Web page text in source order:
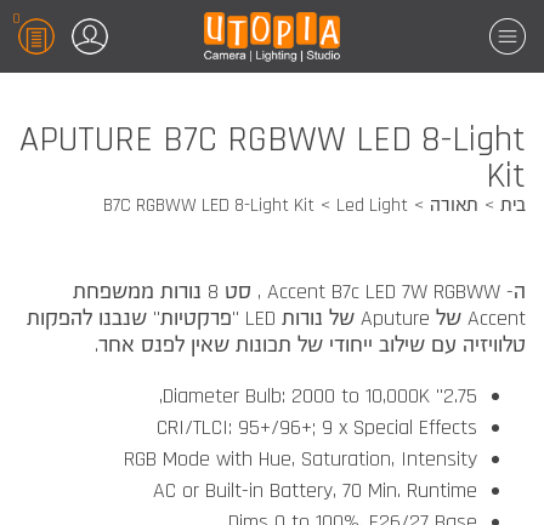
0
APUTURE B7C RGBWW LED 8-Light
Kit
בית תאורה Led Light
B7C RGBWW LED 8-Light Kit
ה- Accent B7c LED 7W RGBWW , סט 8 נורות ממשפחת
Accent של Aputure של נורות LED "פרקטיות" שנבנו להפקות
טלוויזיה עם שילוב ייחודי של תכונות שאין לפנס אחר.
2.75" Diameter Bulb: 2000 to 10,000K,
CRI/TLCI: 95+/96+; 9 x Special Effects
RGB Mode with Hue, Saturation, Intensity
AC or Built-in Battery, 70 Min. Runtime